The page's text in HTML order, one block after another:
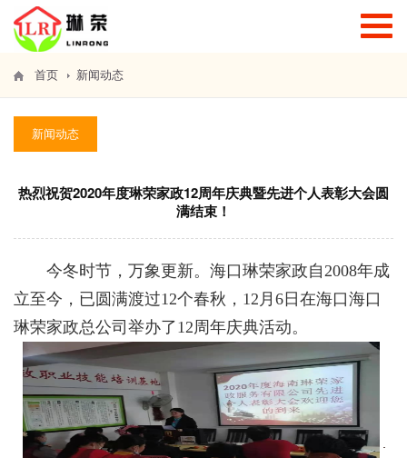
T
o
g
i
n
首页 新闻动态
新闻动态
热烈祝贺2020年度琳荣家政12周年庆典暨先进个人表彰大会圆
满结束！
今冬时节，万象更新。海口琳荣家政自2008年成
立至今，已圆满渡过12个春秋，12月6日在海口海口
琳荣家政总公司举办了12周年庆典活动。